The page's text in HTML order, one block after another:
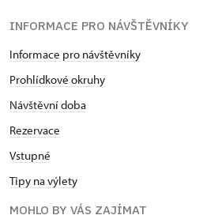
INFORMACE PRO NÁVŠTĚVNÍKY
Informace pro návštěvníky
Prohlídkové okruhy
Návštěvní doba
Rezervace
Vstupné
Tipy na výlety
MOHLO BY VÁS ZAJÍMAT